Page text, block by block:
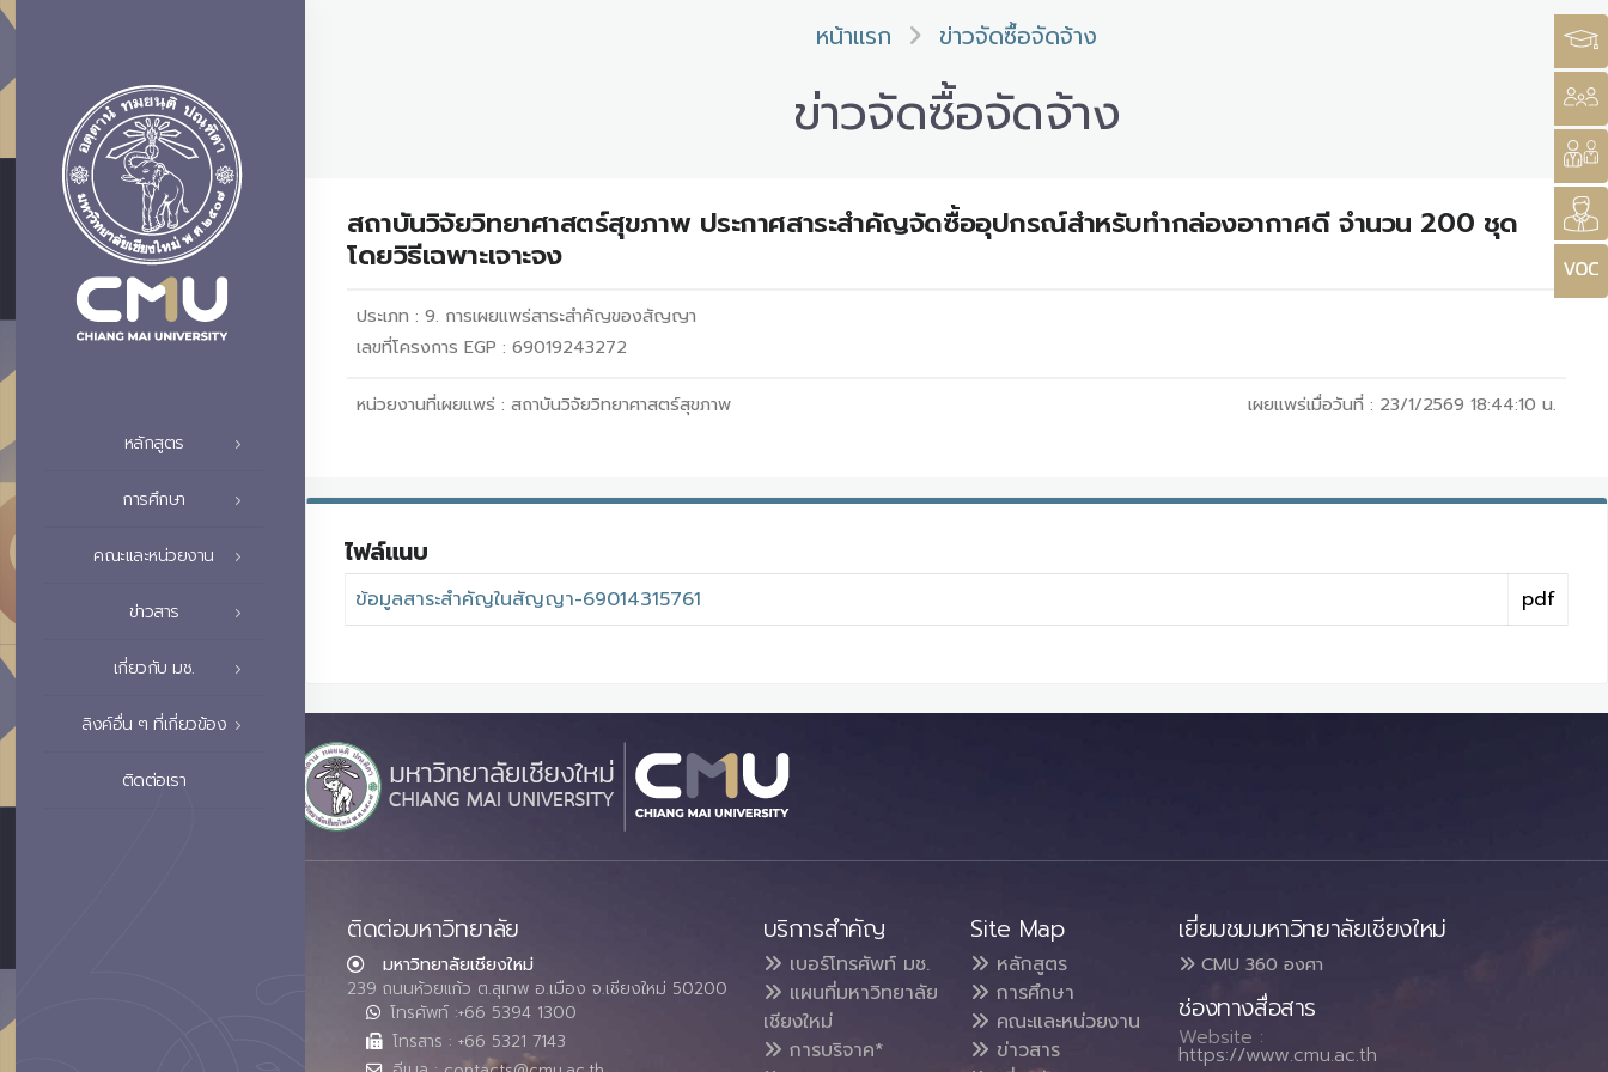
หลักสูตร
การศึกษา
คณะและหน่วยงาน
ข่าวสาร
เกี่ยวกับ มช.
ลิงค์อื่น ๆ ที่เกี่ยวข้อง
ติดต่อเรา
หน้าแรก ข่าวจัดซื้อจัดจ้าง
ข่าวจัดซื้อจัดจ้าง
สถาบันวิจัยวิทยาศาสตร์สุขภาพ ประกาศสาระสำคัญจัดซื้ออุปกรณ์สำหรับทำกล่องอากาศดี จำนวน 200 ชุด
โดยวิธีเฉพาะเจาะจง
ประเภท : 9. การเผยแพร่สาระสำคัญของสัญญา
เลขที่โครงการ EGP : 69019243272
หน่วยงานที่เผยแพร่ : สถาบันวิจัยวิทยาศาสตร์สุขภาพ เผยแพร่เมื่อวันที่ : 23/1/2569 18:44:10 น.
ไฟล์แนบ
ข้อมูลสาระสำคัญในสัญญา-69014315761 pdf
ติดต่อมหาวิทยาลัย
มหาวิทยาลัยเชียงใหม่
239 ถนนห้วยแก้ว ต.สุเทพ อ.เมือง จ.เชียงใหม่ 50200
โทรศัพท์ :+66 5394 1300
โทรสาร : +66 5321 7143
บริการสำคัญ
เบอร์โทรศัพท์ มช.
แผนที่มหาวิทยาลัย
เชียงใหม่
การบริจาค*
Site Map
หลักสูตร
การศึกษา
คณะและหน่วยงาน
ข่าวสาร
เยี่ยมชมมหาวิทยาลัยเชียงใหม่
CMU 360 องศา
ช่องทางสื่อสาร
Website :
https://www.cmu.ac.th